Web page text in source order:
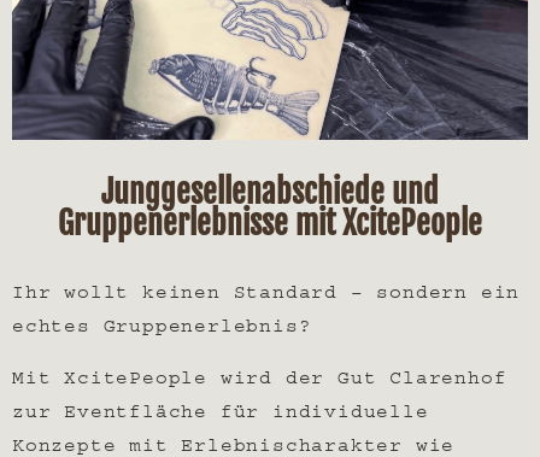
Junggesellenabschiede und
Gruppenerlebnisse mit XcitePeople
Ihr wollt keinen Standard – sondern ein
echtes Gruppenerlebnis?
Mit XcitePeople wird der Gut Clarenhof
zur Eventfläche für individuelle
Konzepte mit Erlebnischarakter wie